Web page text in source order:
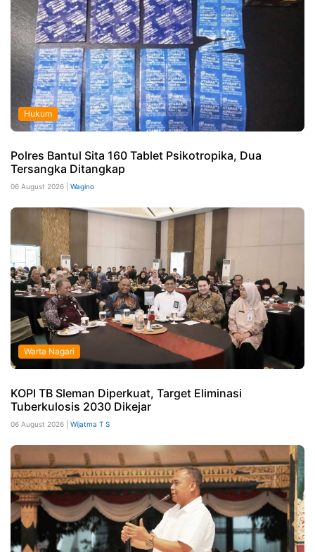
Hukum
Polres Bantul Sita 160 Tablet Psikotropika, Dua
Tersangka Ditangkap
06 August 2026 | Wagino
Warta Nagari
KOPI TB Sleman Diperkuat, Target Eliminasi
Tuberkulosis 2030 Dikejar
06 August 2026 | Wijatma T S